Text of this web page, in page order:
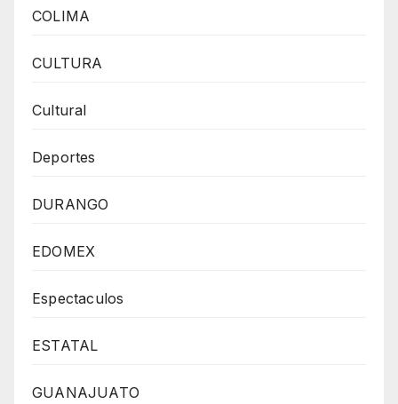
COLIMA
CULTURA
Cultural
Deportes
DURANGO
EDOMEX
Espectaculos
ESTATAL
GUANAJUATO